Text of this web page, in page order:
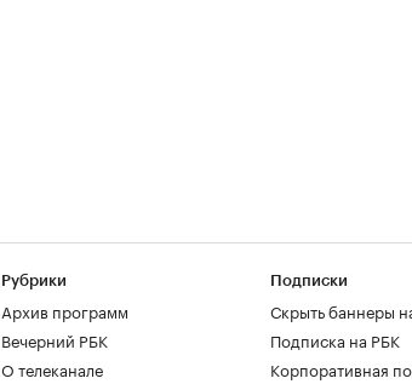
Рубрики
Архив программ
Вечерний РБК
О телеканале
Подписки
Скрыть баннеры
Подписка на РБК
Корпоративная